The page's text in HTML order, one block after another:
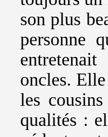
son plus
personne
oncles.
les
qualités :